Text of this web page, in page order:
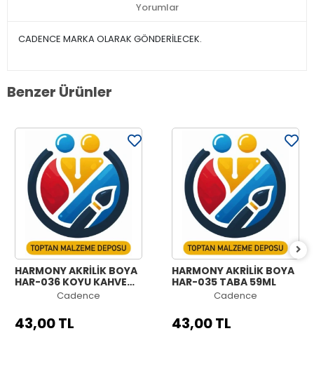
Yorumlar
CADENCE MARKA OLARAK GÖNDERİLECEK.
Benzer Ürünler
HARMONY AKRİLİK BOYA
HAR-036 KOYU KAHVE
Cadence
43,00 TL
HARMONY AKRİLİK BOYA
HAR-035 TABA 59ML
Cadence
43,00 TL